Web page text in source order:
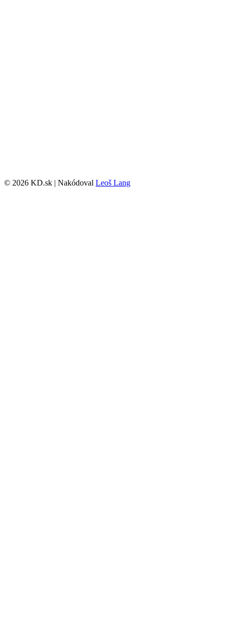
© 2026 KD.sk | Nakódoval Leoš Lang